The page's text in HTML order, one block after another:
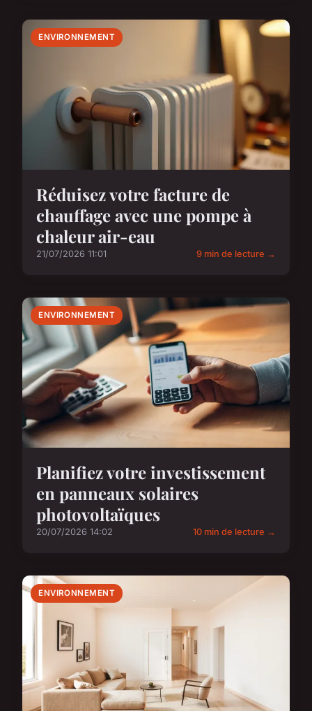
ENVIRONNEMENT
Réduisez votre facture de
chauffage avec une pompe à
chaleur air-eau
21/07/2026 11:01 9 min de lecture →
ENVIRONNEMENT
Planifiez votre investissement
en panneaux solaires
photovoltaïques
20/07/2026 14:02 10 min de lecture →
ENVIRONNEMENT